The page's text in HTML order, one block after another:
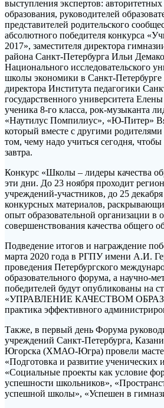
выступления экспертов:
образования, руководителей
представителей родительского
абсолютного победителя конкурса
2017», заместителя директора
района Санкт-Петербурга Ильи
Национального исследовательского
школы экономики в Санкт-Петербурге
директора Института педагогики
государственного университета
ученика 8-го класса, рок-музыканта
«Наутилус Помпилиус», «Ю-Питер»
который вместе с другими
том, чему надо учиться сегодня,
завтра.
Конкурс «Школы – лидеры качества
эти дни. До 23 ноября проходит
учреждений-участников, до 25
конкурсных материалов,
опыт образовательной организации в
совершенствования качества общего
Подведение итогов и награждение
марта 2020 года в РГПУ имени А.И.
проведения Петербургского
образовательного форума, а научно-
победителей будут опубликованы на
«УПРАВЛЕНИЕ КАЧЕСТВОМ
практика эффективного
Также, в первый день Форума
учреждений Санкт-Петербурга,
Югорска (ХМАО-Югра) провели
«Подготовка и развитие ученических
«Социальные проекты как условие
успешности школьников»,
успешной школы», «Успешен в